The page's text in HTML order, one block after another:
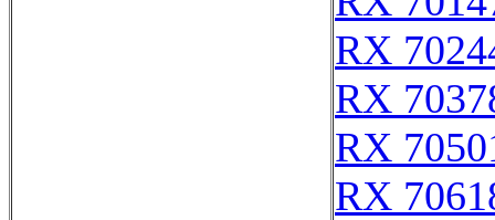
RX
RX
RX
RX